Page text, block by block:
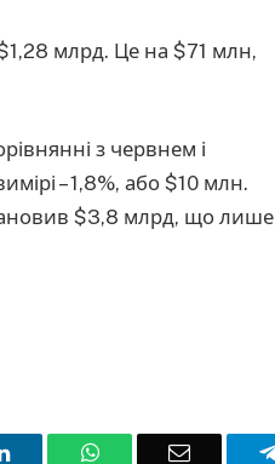
$1,28 млрд. Це на $71 млн,
з червнем і
– 1,8%, або $10 млн.
$3,8 млрд, що лише
LinkedIn WhatsAppEmail